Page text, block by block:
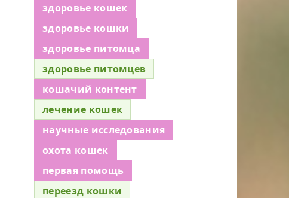
здоровье кошек
здоровье кошки
здоровье питомца
здоровье питомцев
кошачий контент
лечение кошек
научные исследования
охота кошек
первая помощь
переезд кошки